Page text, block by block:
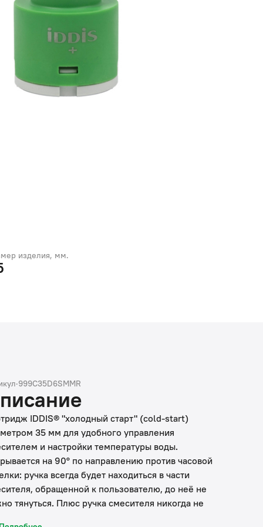
изделия, мм.
·999C35D6SMMR
IDDIS® "холодный старт" (cold-start)
35 мм для удобного управления
и настройки температуры воды.
на 90° по направлению против часовой
ручка всегда будет находиться в части
обращенной к пользователю, до неё не
тянуться. Плюс ручка смесителя никогда не